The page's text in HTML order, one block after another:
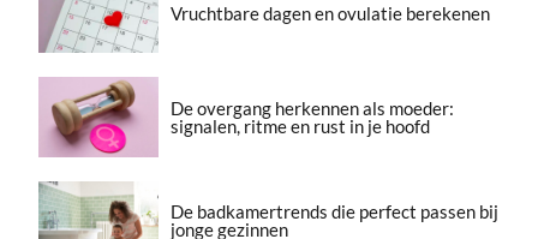
Vruchtbare dagen en ovulatie berekenen
De overgang herkennen als moeder:
signalen, ritme en rust in je hoofd
De badkamertrends die perfect passen bij
jonge gezinnen